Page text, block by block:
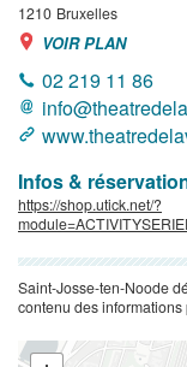
1210 Bruxelles
VOIR PLAN
02 219 11 86
Infos &
https://shop.utick.net/?
Saint-Josse-ten-Noode
contenu des informations